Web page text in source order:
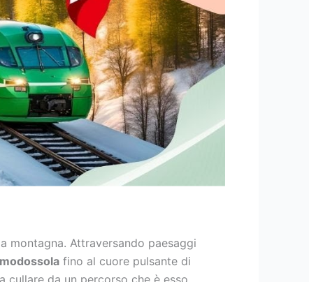
montagna. Attraversando paesaggi
fino al cuore pulsante di
cullare da un percorso che è esso